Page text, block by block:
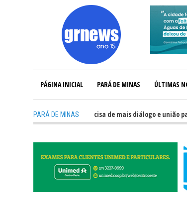
PÁGINA INICIAL PARÁ DE MINAS ÚLTIMAS
PARÁ DE MINAS
GRNEWS TV: Política precisa de mais diálogo e união para